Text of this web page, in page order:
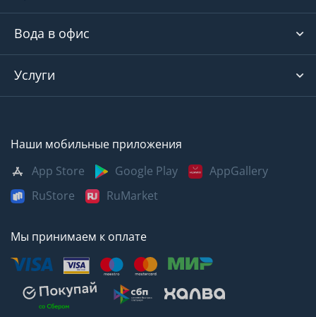
Вода в офис
Услуги
Наши мобильные приложения
App Store
Google Play
AppGallery
RuStore
RuMarket
Мы принимаем к оплате